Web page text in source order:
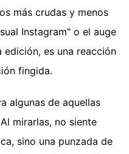
más crudas y menos
Instagram" o el auge
es una reacción
fingida.
algunas de aquellas
mirarlas, no siente
sino una punzada de